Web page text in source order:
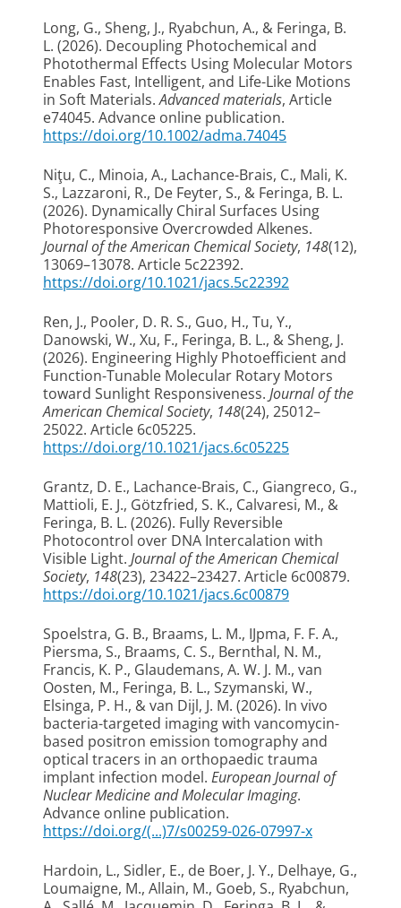
Long, G., Sheng, J., Ryabchun, A., & Feringa, B.
L. (2026). Decoupling Photochemical and
Photothermal Effects Using Molecular Motors
Enables Fast, Intelligent, and Life-Like Motions
in Soft Materials.Advanced materials, Article
e74045. Advance online publication.
https://doi.org/10.1002/adma.74045
Niţu, C., Minoia, A., Lachance-Brais, C., Mali, K.
S., Lazzaroni, R., De Feyter, S., & Feringa, B. L.
(2026). Dynamically Chiral Surfaces Using
Photoresponsive Overcrowded Alkenes.
Journal of the American Chemical Society, 148(12),
13069–13078. Article 5c22392.
https://doi.org/10.1021/jacs.5c22392
Ren, J., Pooler, D. R. S., Guo, H., Tu, Y.,
Danowski, W., Xu, F., Feringa, B. L., & Sheng, J.
(2026). Engineering Highly Photoefficient and
Function-Tunable Molecular Rotary Motors
toward Sunlight Responsiveness. Journal of the
American Chemical Society, 148(24), 25012–
25022. Article 6c05225.
https://doi.org/10.1021/jacs.6c05225
Grantz, D. E., Lachance-Brais, C., Giangreco, G.,
Mattioli, E. J., Götzfried, S. K., Calvaresi, M., &
Feringa, B. L. (2026). Fully Reversible
Photocontrol over DNA Intercalation with
Visible Light. Journal of the American Chemical
Society, 148(23), 23422–23427. Article 6c00879.
https://doi.org/10.1021/jacs.6c00879
Spoelstra, G. B., Braams, L. M., IJpma, F. F. A.,
Piersma, S., Braams, C. S., Bernthal, N. M.,
Francis, K. P., Glaudemans, A. W. J. M., van
Oosten, M., Feringa, B. L., Szymanski, W.,
Elsinga, P. H., & van Dijl, J. M. (2026). In vivo
bacteria-targeted imaging with vancomycin-
based positron emission tomography and
optical tracers in an orthopaedic trauma
implant infection model. European Journal of
Nuclear Medicine and Molecular Imaging.
Advance online publication.
https://doi.org/(...)7/s00259-026-07997-x
Hardoin, L., Sidler, E., de Boer, J. Y., Delhaye, G.,
Loumaigne, M., Allain, M., Goeb, S., Ryabchun,